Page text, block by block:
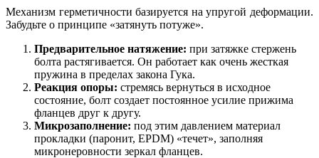
Механизм герметичности базируется на упругой деформации.
Забудьте о принципе «затянуть потуже».
Предварительное натяжение: при затяжке стержень
болта растягивается. Он работает как очень жесткая
пружина в пределах закона Гука.
Реакция опоры: стремясь вернуться в исходное
состояние, болт создает постоянное усилие прижима
фланцев друг к другу.
Микрозаполнение: под этим давлением материал
прокладки (паронит, EPDM) «течет», заполняя
микронеровности зеркал фланцев.